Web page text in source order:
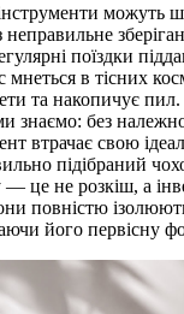
інструменти можуть
неправильне
поїздки
в тісних
та накопичує
знаємо: без
втрачає свою
підібраний
— це не розкіш, а
повністю
його первісну